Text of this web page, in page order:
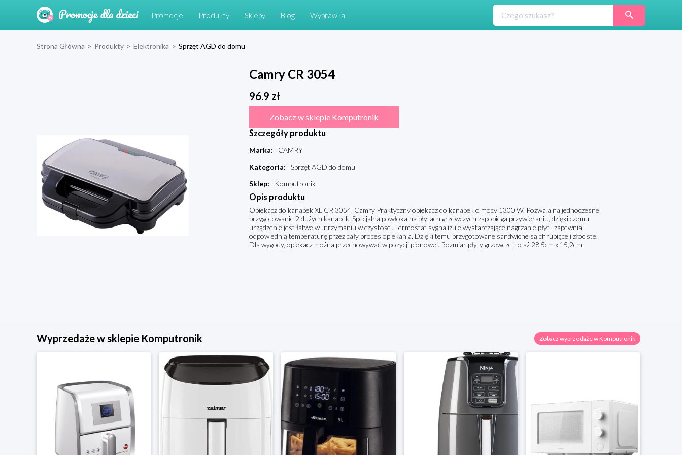
Promocje Produkty Sklepy Blog Wyprawka
Strona Główna > Produkty > Elektronika > Sprzęt AGD do domu
Camry CR 3054
96.9 zł
Zobacz w sklepie Komputronik
Szczegóły produktu
Marka:
CAMRY
Kategoria:
Sprzęt AGD do domu
Sklep: Komputronik
Opis produktu
Opiekacz do kanapek XL CR 3054, Camry Praktyczny opiekacz do kanapek o mocy 1300 W. Pozwala na jednoczesne
przygotowanie 2 dużych kanapek. Specjalna powłoka na płytach grzewczych zapobiega przywieraniu, dzięki czemu
urządzenie jest łatwe w utrzymaniu w czystości. Termostat sygnalizuje wystarczające nagrzanie płyt i zapewnia
odpowiednią temperaturę przez cały proces opiekania. Dzięki temu przygotowane sandwiche są chrupiące i złociste.
Dla wygody, opiekacz można przechowywać w pozycji pionowej. Rozmiar płyty grzewczej to aż 28,5cm x 15,2cm.
Wyprzedaże w sklepie Komputronik Zobacz wyprzedaże w Komputronik